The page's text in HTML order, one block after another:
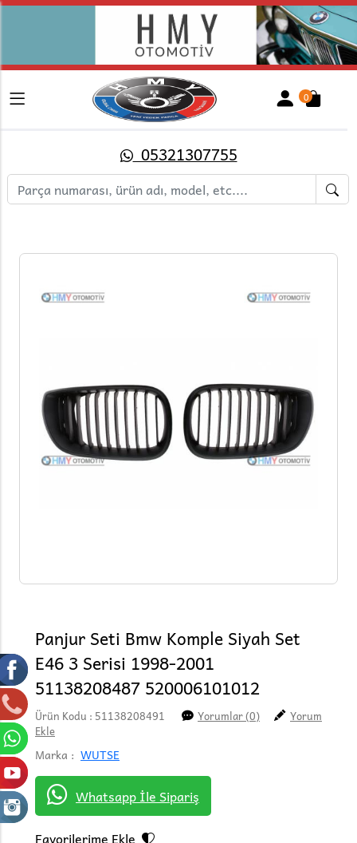
0
05321307755
Panjur Seti Bmw Komple Siyah Set
E46 3 Serisi 1998-2001
51138208487 520006101012
Ürün Kodu : 51138208491 Yorumlar (0)
Yorum
Ekle
Marka : WUTSE
Whatsapp İle Sipariş
Favorilerime Ekle